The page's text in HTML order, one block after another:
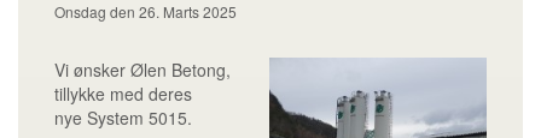
Onsdag den 26. Marts 2025
Vi ønsker Ølen Betong,
tillykke med deres
nye System 5015.